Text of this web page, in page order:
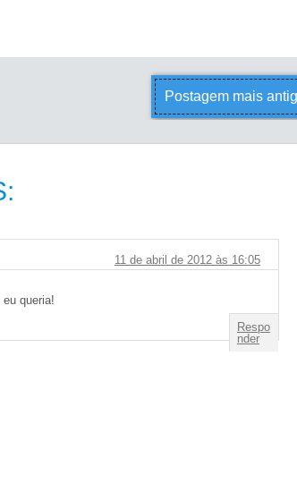
Postagem mais
11 de abril de 2012 às 16:05
queria!
Respo
nder